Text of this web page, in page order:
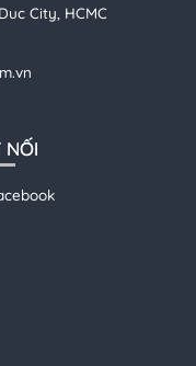
City, HCMC
NỐI